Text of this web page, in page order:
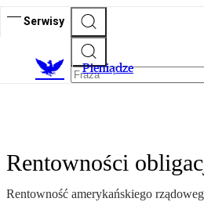
Serwisy
Pieniądze
Rentowności
Rentowność amerykańskiego